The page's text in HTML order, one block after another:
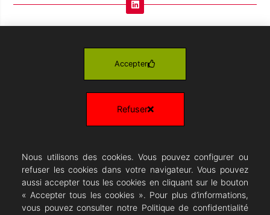
CONTEMPORAIN POUR ENTREPRISES,
COLLECTIVITES, RESTAURANTS et HABITAT – Marseille
Aix-en-Provence Aubagne- la Ciotat – Toulon-
Cannes- Nice et Monaco
MENTIONS LÉGALES
Pour vos travaux
Nous utilisons des cookies. Vous pouvez configurer ou
refuser les cookies dans votre navigateur. Vous pouvez
aussi accepter tous les cookies en cliquant sur le bouton
« Accepter tous les cookies ». Pour plus d’informations,
vous pouvez consulter notre Politique de confidentialité
Accepter
Refuser